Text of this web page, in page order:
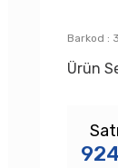
Barkod :
Ürün